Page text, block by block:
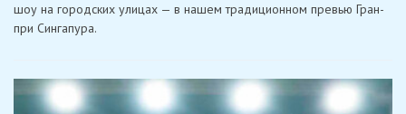
одна
из
года
шоу на городских улицах — в нашем традиционном превью Гран-
при Сингапура.